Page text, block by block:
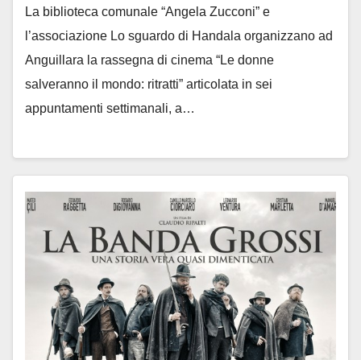
La biblioteca comunale “Angela Zucconi” e
l’associazione Lo sguardo di Handala organizzano ad
Anguillara la rassegna di cinema “Le donne
salveranno il mondo: ritratti” articolata in sei
appuntamenti settimanali, a…